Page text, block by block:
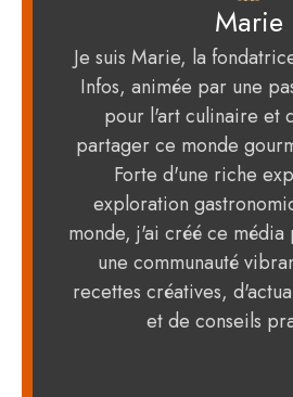
Marie
Je suis Marie, la
Infos, animée par une
pour l'art culinaire et
partager ce monde
Forte d'une riche
exploration
monde, j'ai créé ce
une communauté
recettes créatives,
et de conseils